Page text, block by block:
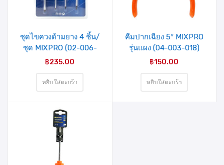
รายการ
สินค้าที่
ชอบ
ชุดไขควงด้ามยาง 4 ชิ้น/
ชุด MIXPRO (02-006-
002)
฿235.00
หยิบใส่ตะกร้า
คีมปากเฉียง 5″ MIXPRO
รุ่นแผง (04-003-018)
฿150.00
หยิบใส่ตะกร้า